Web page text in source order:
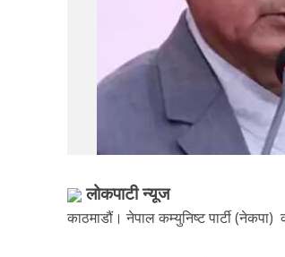
लोकपाटी न्यूज
काठमाडौं। नेपाल कम्युनिष्ट पार्टी